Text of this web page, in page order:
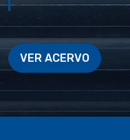
VER ACERVO